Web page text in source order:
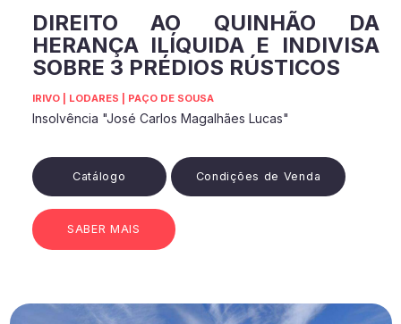
DIREITO AO QUINHÃO DA
HERANÇA ILÍQUIDA E INDIVISA
SOBRE 3 PRÉDIOS RÚSTICOS
IRIVO | LODARES | PAÇO DE SOUSA
Insolvência "José Carlos Magalhães Lucas"
Catálogo Condições de Venda
SABER MAIS